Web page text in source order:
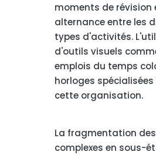
moments de révision
alternance entre les
types d'activités.
d'outils visuels
emplois du temps
horloges
cette organisation.
La fragmentation
complexes en sous-